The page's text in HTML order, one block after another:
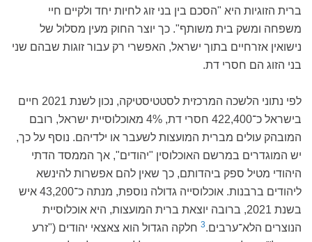
ברית הזוגיות היא "הסכם בין בני זוג לחיות יחד ולקיים חיי
משפחה ומשק בית משותף". כך יוצר החוק מעין מסלול של
נישואין אזרחיים בתוך ישראל, האפשרי רק עבור זוגות שבהם שני
בני הזוג הם חסרי דת.
לפי נתוני הלשכה המרכזית לסטטיסטיקה, נכון לשנת 2021 חיים
בישראל כ־422,400 חסרי דת, 4% מאוכלוסיית ישראל, רובם
המובהק עולים מברית המועצות לשעבר או ילדיהם. נוסף על כך,
יש המוגדרים במרשם האוכלוסין "יהודים", אך הממסד הדתי
היהודי מטיל ספק ביהדותם, כך שאין להם אפשרות להינשא
ליהודים ברבנות. אוכלוסייה גדולה נוספת, מנתה כ־43,200 איש
בשנת 2021, ברובה יוצאת ברית המועצות, היא אוכלוסיית
הנוצרים הלא־ערבים.3 חלקה הגדול הוא צאצאי יהודים ("זרע